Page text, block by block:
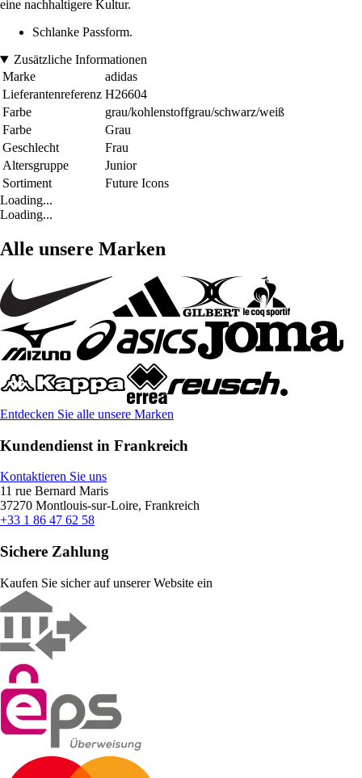
eine nachhaltigere Kultur.
Schlanke Passform.
Zusätzliche Informationen
Marke
adidas
Lieferantenreferenz H26604
Farbe
grau/kohlenstoffgrau/schwarz/weiß
Farbe
Grau
Geschlecht
Frau
Altersgruppe
Junior
Sortiment
Future Icons
Loading...
Loading...
Alle unsere Marken
Entdecken Sie alle unsere Marken
Kundendienst in Frankreich
Kontaktieren Sie uns
11 rue Bernard Maris
37270 Montlouis-sur-Loire, Frankreich
+33 1 86 47 62 58
Sichere Zahlung
Kaufen Sie sicher auf unserer Website ein